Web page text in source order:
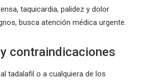
taquicardia, palidez y dolor
busca atención médica urgente.
contraindicaciones
tadalafil o a cualquiera de los